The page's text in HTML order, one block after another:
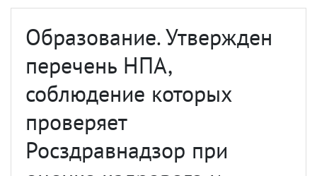
Образование. Утвержден
перечень НПА,
соблюдение которых
проверяет
Росздравнадзор при